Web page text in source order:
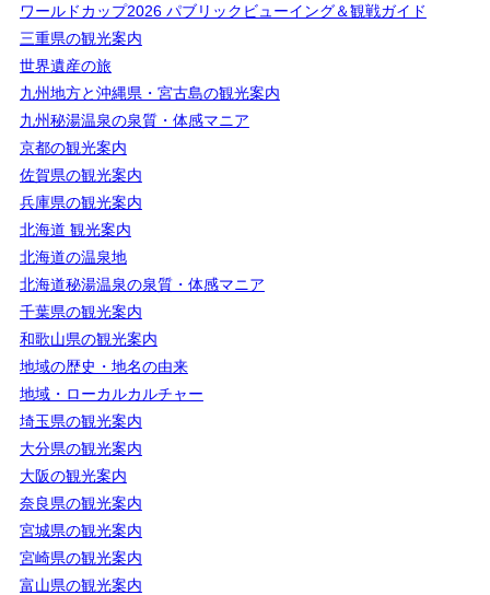
ワールドカップ2026 パブリックビューイング＆観戦ガイド
三重県の観光案内
世界遺産の旅
九州地方と沖縄県・宮古島の観光案内
九州秘湯温泉の泉質・体感マニア
京都の観光案内
佐賀県の観光案内
兵庫県の観光案内
北海道 観光案内
北海道の温泉地
北海道秘湯温泉の泉質・体感マニア
千葉県の観光案内
和歌山県の観光案内
地域の歴史・地名の由来
地域・ローカルカルチャー
埼玉県の観光案内
大分県の観光案内
大阪の観光案内
奈良県の観光案内
宮城県の観光案内
宮崎県の観光案内
富山県の観光案内